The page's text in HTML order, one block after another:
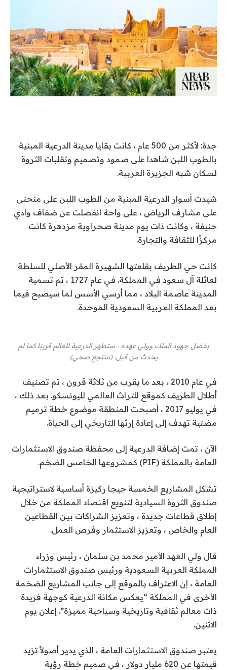
جدة: لأكثر من 500 عام ، كانت بقايا مدينة الدرعية المبنية
بالطوب اللبن شاهدا على صمود وتصميم وتقلبات الثروة
لسكان شبه الجزيرة العربية.
شيدت أسوار الدرعية المبنية من الطوب اللبن على منحنى
على مشارف الرياض ، على واحة انفصلت عن ضفاف وادي
حنيفة ، وكانت ذات يوم مدينة صحراوية مزدهرة كانت
مركزًا للثقافة والتجارة.
كانت حي الطريف بقلعتها الشهيرة المقر الأصلي للسلطة
لعائلة آل سعود في المملكة. في عام 1727 ، تم تسمية
المدينة عاصمة البلاد ، مما أرسي الأسس لما سيصبح فيما
بعد المملكة العربية السعودية الموحدة.
بفضل جهود الملك وولي عهده ، ستظهر الدرعية للعالم قريبًا كما لم
يحدث من قبل. (منتجع صحي)
في عام 2010 ، بعد ما يقرب من ثلاثة قرون ، تم تصنيف
أطلال الطريف كموقع للتراث العالمي لليونسكو. بعد ذلك ،
في يوليو 2017 ، أصبحت المنطقة موضوع خطة ترميم
مضنية تهدف إلى إعادة إرثها التاريخي إلى الحياة.
الآن ، تمت إضافة الدرعية إلى محفظة صندوق الاستثمارات
العامة بالمملكة (PIF) كمشروعها الخامس الضخم.
تشكل المشاريع الخمسة جيجا ركيزة أساسية لاستراتيجية
صندوق الثروة السيادية لتنويع اقتصاد المملكة من خلال
إطلاق قطاعات جديدة ، وتعزيز الشراكات بين القطاعين
العام والخاص ، وتعزيز الاستثمار وفرص العمل.
قال ولي العهد الأمير محمد بن سلمان ، رئيس وزراء
المملكة العربية السعودية ورئيس صندوق الاستثمارات
العامة ، إن الاعتراف بالموقع إلى جانب المشاريع الضخمة
الأخرى في المملكة “يعكس مكانة الدرعية كوجهة فريدة
ذات معالم ثقافية وتاريخية وسياحية مميزة”. إعلان يوم
الاثنين.
يعتبر صندوق الاستثمارات العامة ، الذي يدير أصولاً تزيد
قيمتها عن 620 مليار دولار ، في صميم خطة رؤية